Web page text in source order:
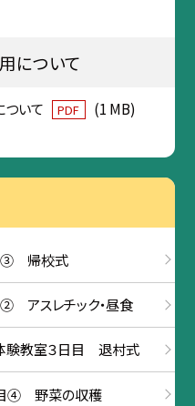
について
ついて PDF (1 MB)
③ 帰校式
スレチック・昼食
験教室３日目 退村式
④ 野菜の収穫